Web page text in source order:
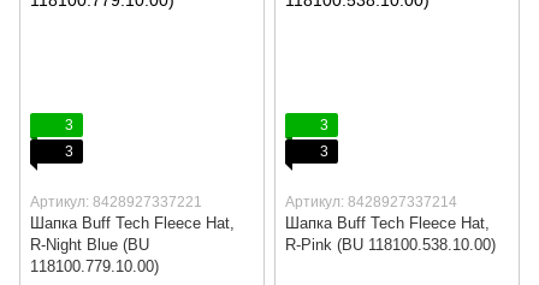
3
3
Артикул: 8428927337221
Шапка Buff Tech Fleece Hat,
R-Night Blue (BU
118100.779.10.00)
3
3
Артикул: 8428927337214
Шапка Buff Tech Fleece Hat,
R-Pink (BU 118100.538.10.00)